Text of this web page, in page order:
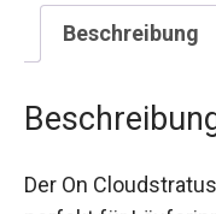
Beschreibung
Beschreibung
perfekt für